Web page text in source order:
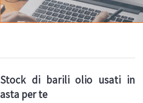
Stock di barili olio usati in
asta per te